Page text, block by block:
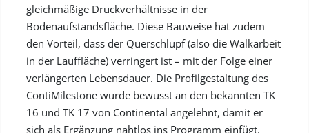
gleichmäßige Druckverhältnisse in der
Bodenaufstandsfläche. Diese Bauweise hat zudem
den Vorteil, dass der Querschlupf (also die Walkarbeit
in der Lauffläche) verringert ist – mit der Folge einer
verlängerten Lebensdauer. Die Profilgestaltung des
ContiMilestone wurde bewusst an den bekannten TK
16 und TK 17 von Continental angelehnt, damit er
sich als Ergänzung nahtlos ins Programm einfügt.